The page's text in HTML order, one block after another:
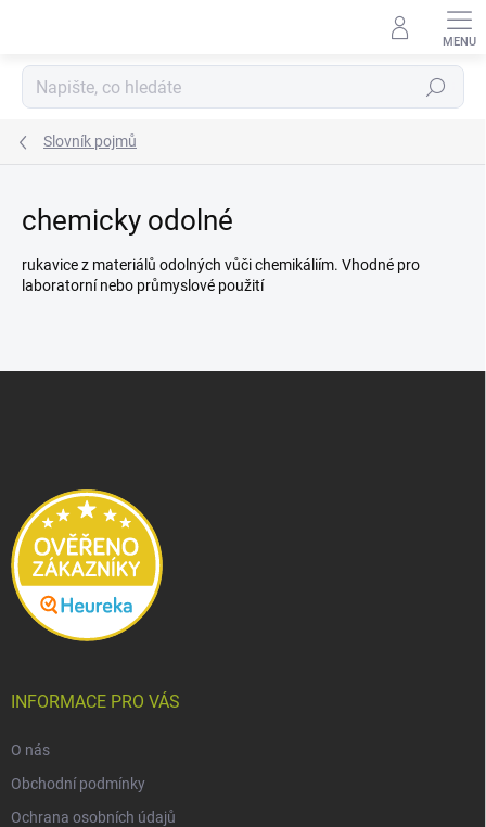
Hledat
Slovník pojmů
chemicky odolné
rukavice z materiálů odolných vůči chemikáliím. Vhodné pro
laboratorní nebo průmyslové použití
INFORMACE PRO VÁS
O nás
Obchodní podmínky
Ochrana osobních údajů